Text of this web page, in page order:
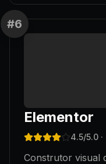
#6
Elementor
4.5/5.0
Construtor visual